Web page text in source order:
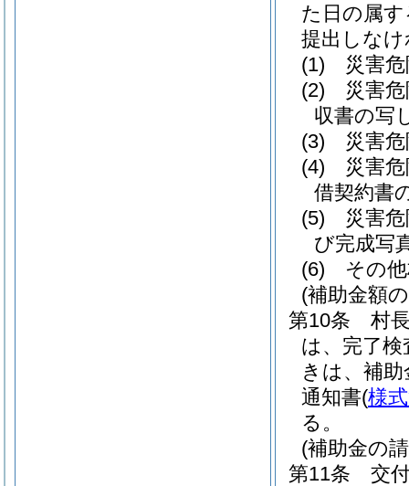
た日の属
提出しな
(1)
災害
(2)
災害
収書の写
(3)
災害
(4)
災害
借契約書
(5)
災害
び完成写
(6)
その
(補助金額
第10条
村
は、完了
きは、補
通知書(様
る。
(補助金の
第11条
交